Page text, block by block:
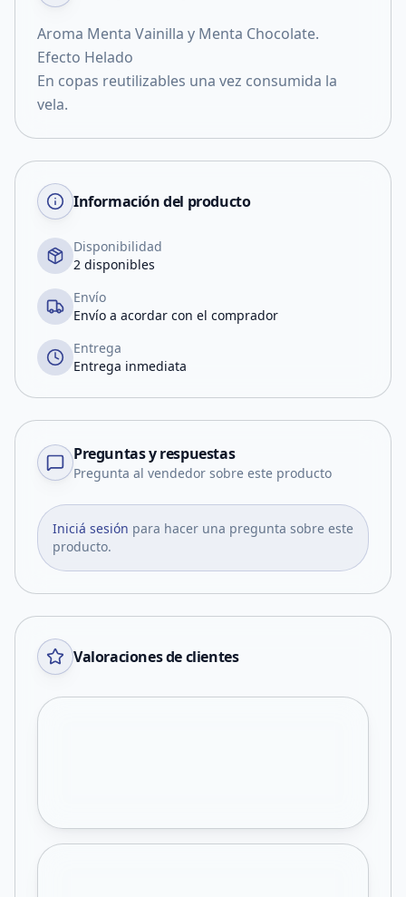
Aroma Menta Vainilla y Menta Chocolate.
Efecto Helado
En copas reutilizables una vez consumida la
vela.
Información del producto
Disponibilidad
2 disponibles
Envío
Envío a acordar con el comprador
Entrega
Entrega inmediata
Preguntas y respuestas
Pregunta al vendedor sobre este producto
Iniciá sesión para hacer una pregunta sobre este
producto.
Valoraciones de clientes